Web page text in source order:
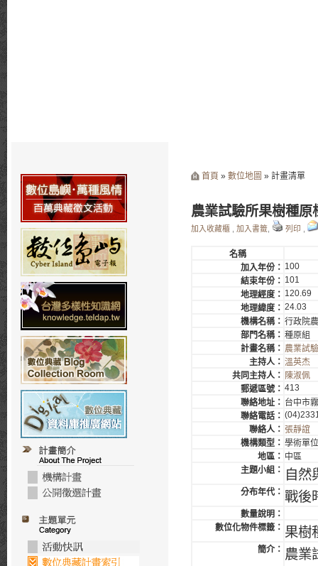
首頁 » 數位地圖 » 計畫清單
農業試驗所果樹種原
加入收藏櫃 加入書籤 列印
名稱
加入年份： 100
結束年份： 101
地理經度： 120.69
地理緯度： 24.03
機構名稱： 行政院
部門名稱： 種原組
計畫名稱： 農業試
主持人： 溫英杰
共同主持人： 陳淑佩
郵遞區號： 413
聯絡地址： 台中市
聯絡電話：
聯絡人： 張靜誼
機構類型： 學術單位
地區： 中區
主題小組：
自然
分布年代： 戰後
數量說明：
數位化物件標籤： 果樹
簡介： 農業